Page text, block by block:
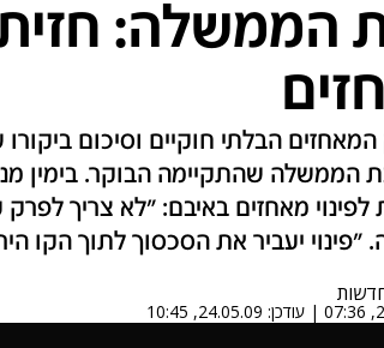
הממשלה: חזית
המאחזים הבלתי חוקיים וסיכום
הממשלה שהתקיימה הבוקר. בימין
לפינוי מאחזים באיבם: "לא צריך
"פינוי יעביר את הסכסוך לתוך הקו
| עודכן: 24.05.09, 10:45